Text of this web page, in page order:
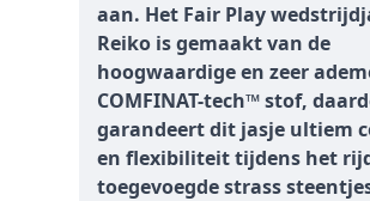
aan. Het Fair Play
Reiko is gemaakt van de
hoogwaardige en zeer
COMFINAT-tech™ stof,
garandeert dit jasje ultiem
en flexibiliteit tijdens het
toegevoegde strass